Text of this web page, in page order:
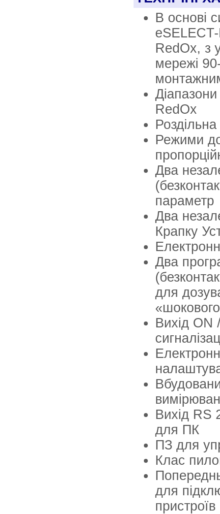
В основі
RedOx, з
мережі
RedOx
Режими
Два
параметр
Два
Крапку
Два
для
Вихід ON
Вихід RS
для ПК
ПЗ для
Клас
для